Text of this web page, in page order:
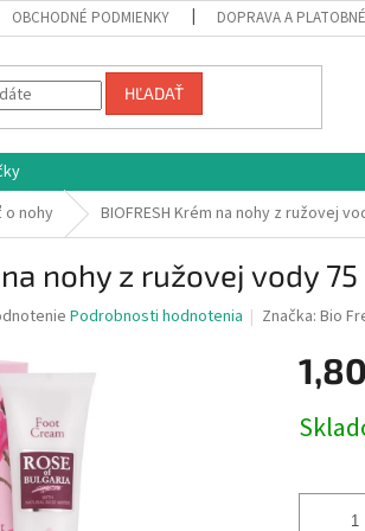
OBCHODNÉ PODMIENKY DOPRAVA A PLATOBNÉ
HĽADAŤ
nohy BIOFRESH Krém na nohy z ružovej
na nohy z ružovej vody
Podrobnosti hodnotenia Značka:Bio
cena: